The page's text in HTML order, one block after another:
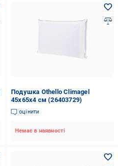
Подушка Othello Climagel
45х65х4 см (26403729)
оцінити
Немає в наявності